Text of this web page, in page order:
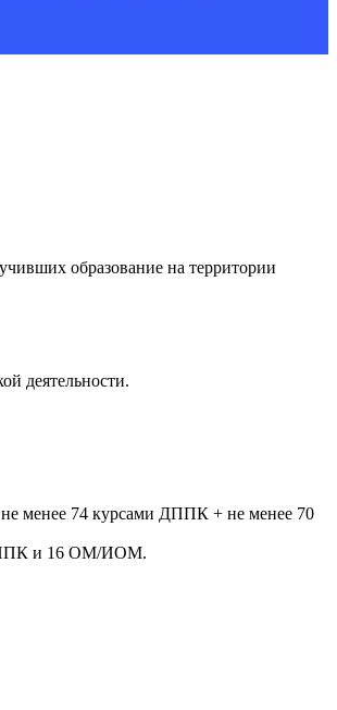
образование на территории
деятельности.
менее 74 курсами ДППК + не менее 70
ДППК и 16 ОМ/ИОМ.